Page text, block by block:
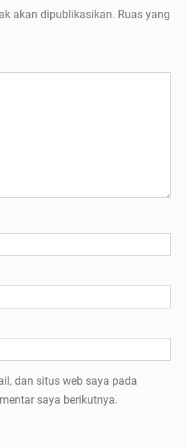
akan dipublikasikan. Ruas yang
dan situs web saya pada
saya berikutnya.